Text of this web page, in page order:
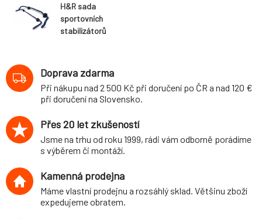
H&R sada
sportovních
stabilizátorů
(5J) 5-dvéř.,
Combi, 2WD, r.v.
01/00-, průměr
22 mm/25 mm, s
výfukem
Doprava zdarma
Při nákupu nad 2 500 Kč při doručení po ČR a nad 120 €
při doručení na Slovensko.
Přes 20 let zkušeností
Jsme na trhu od roku 1999, rádi vám odborně porádíme
s výběrem či montáží.
Kamenná prodejna
Máme vlastní prodejnu a rozsáhlý sklad. Většinu zboží
expedujeme obratem.